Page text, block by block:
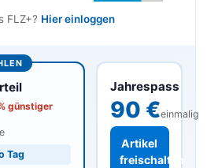
FLZ+? Hier einloggen
Jahrespass
90 €einmalig
Artikel
freischalten
günstiger
Tag